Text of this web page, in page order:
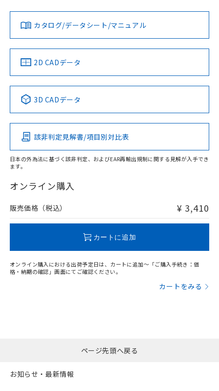
ダウンロードデータをご利用いただく前に、以下を必ずお読
みください。
ソフトウェアの使用条件
対応済み
中国 RoHS 注意事項・凡例
Pb Hg Cd Cr(VI)
O
在庫等で未対応品が混在する可能性があります。
問い合わせください。
LR型式承認
（イギリス
船舶規格）
DNV型式承認
（ノルウェー
BV型式承認
（フランス
KR型式
（韓国
No No No No
この製品の規格認証/適合状況ページへ
その他の認証はこちらのページからご検索ください
カタログ/データシート/マニュアル
2D CADデータ
3D CADデータ
該非判定見解書/項目別対比表
日本の外為法に基づく該非判定、およびEAR再輸出規制に関する見解が入手でき
ます。
オンライン購入
販売価格（税込） ¥ 3,410
カートに追加
オンライン購入における出荷予定日は、カートに追加～「ご購入手続き：価
格・納期の確認」画面にてご確認ください。
カートをみる
ページ先頭へ戻る
お知らせ・最新情報